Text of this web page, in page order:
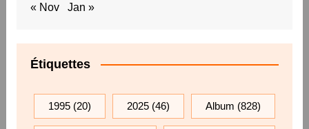
« Nov Jan »
Étiquettes
1995(20) 2025 (46) Album (828)